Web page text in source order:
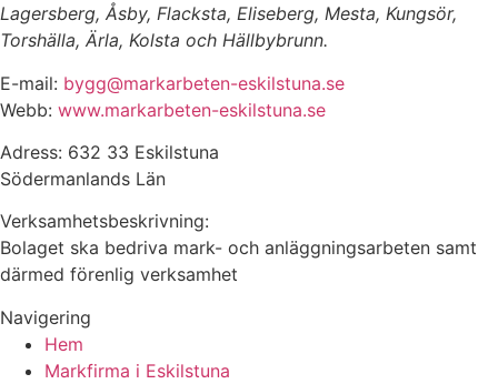
Lagersberg, Åsby, Flacksta, Eliseberg, Mesta, Kungsör,
Torshälla, Ärla, Kolsta och Hällbybrunn.
E-mail: bygg@markarbeten-eskilstuna.se
Webb: www.markarbeten-eskilstuna.se
Adress: 632 33 Eskilstuna
Södermanlands Län
Verksamhetsbeskrivning:
Bolaget ska bedriva mark- och anläggningsarbeten samt
därmed förenlig verksamhet
Navigering
Hem
Markfirma i Eskilstuna